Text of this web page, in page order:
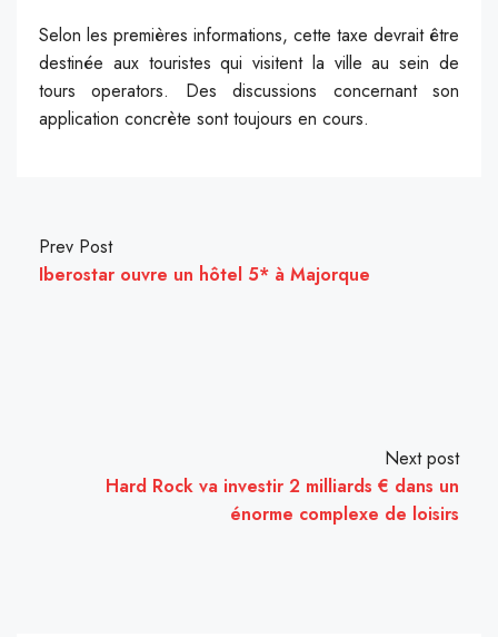
Selon les premières informations, cette taxe devrait être
destinée aux touristes qui visitent la ville au sein de
tours operators. Des discussions concernant son
application concrète sont toujours en cours.
Prev Post
Iberostar ouvre un hôtel 5* à Majorque
Next post
Hard Rock va investir 2 milliards € dans un
énorme complexe de loisirs